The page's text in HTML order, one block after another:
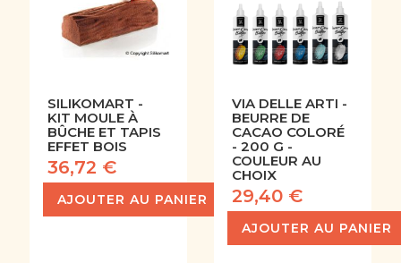
SILIKOMART -
KIT MOULE À
BÛCHE ET TAPIS
EFFET BOIS
36,72 €
AJOUTER AU PANIER
VIA DELLE ARTI -
BEURRE DE
CACAO COLORÉ
- 200 G -
COULEUR AU
CHOIX
29,40 €
AJOUTER AU PANIER